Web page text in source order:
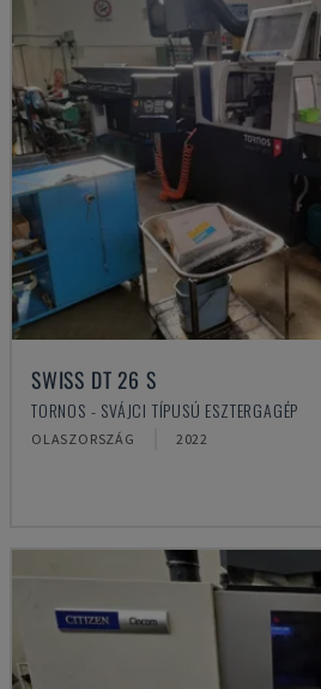
SWISS DT 26 S
TORNOS - SVÁJCI TÍPUSÚ ESZTERGAGÉP
OLASZORSZÁG 2022